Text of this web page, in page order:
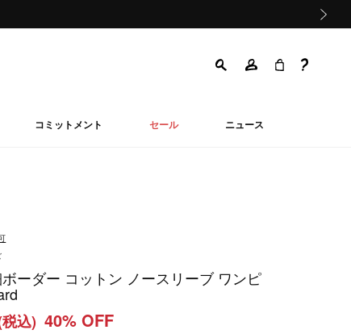
コミットメント セール ニュース
ーダー コットン ノースリーブ ワンピ
込) 40% OFF